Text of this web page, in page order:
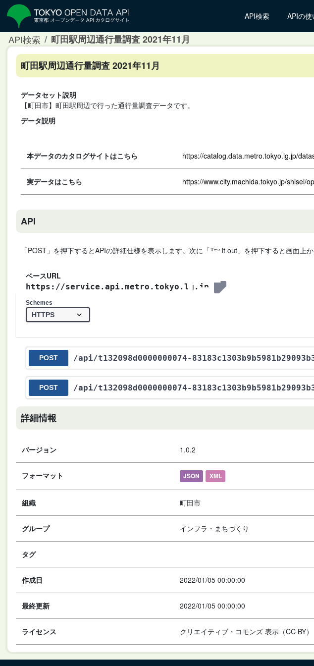
API検索 APIの使
API検索 町田駅周辺通行量調査 2021年11月
町田駅周辺通行量調査 2021年11月
データセット説明
【町田市】町田駅周辺で行った通行量調査データです。
データ説明
本データのカタログサイトはこちら https://catalog.data.metro.tokyo.lg.jp/
実データはこちら https://www.city.machida.tokyo.jp/shisei/
API
「POST」を押下するとAPIの詳細仕様を表示します。次に「Try it out」を押下すると画面
ベースURL
https://service.api.metro.tokyo.lg.jp
Schemes
POST /api/t132098d0000000074-
POST /api/t132098d0000000074-
詳細情報
バージョン 1.0.2
フォーマット JSON XML
組織 町田市
グループ インフラ・まちづくり
タグ
作成日 2022/01/05 00:00:00
最終更新 2022/01/05 00:00:00
ライセンス クリエイティブ・コモンズ 表示（CC BY）